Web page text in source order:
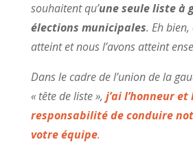
souhaitent qu’une seule liste à
élections municipales. Eh
atteint et nous l’avons atteint
Dans le cadre de l’union de la
« tête de liste », j’ai l’honneur et
responsabilité de conduire
votre équipe.